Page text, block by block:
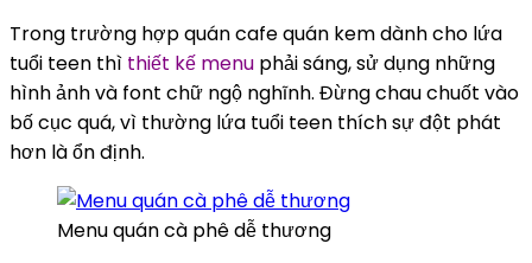
Trong trường hợp quán cafe quán kem dành cho lứa
tuổi teen thì thiết kế menu phải sáng, sử dụng những
hình ảnh và font chữ ngộ nghĩnh. Đừng chau chuốt vào
bố cục quá, vì thường lứa tuổi teen thích sự đột phát
hơn là ổn định.
Menu quán cà phê dễ thương